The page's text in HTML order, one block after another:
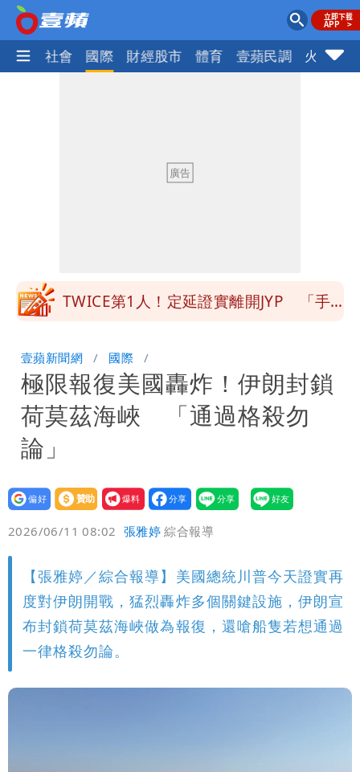
政治 社會 國際 財經股市 體育 壹蘋民調 火線話
方志友、楊銘威離婚 恩師5個月前早露
超火辣
TWICE第1人！定延證實離開JYP 「手
命！她穩贏
方志友、楊銘威真的離婚了！全聲明曝光
「無法再做情人」
「南卡」最快今生成 挑戰4颱同框！1
柯南揪5破綻
狗仔直擊｜郭書瑤隨興打扮要價破10
萬 素顏進擊新生活圈（壹蘋10點強
打）
騙慈濟10億！無良女律師曾宣導反詐
嗆被害者「愚痴」超諷刺
鄭朝方曬3人合照 網友一看秒懂：竹北
接班人「終於有消息了」
台玻夫人長子最後9年很痛苦 親友批徐
莉玲「冷血媽媽」
35歲早餐不吃鐵板麵？釣出一票人點
壹蘋新聞網 國際
極限報復美國轟炸！伊朗封鎖
荷莫茲海峽 「通過格殺勿
論」
設為
贊助
我要
爆料
2026/06/11 08:02 張雅婷 綜合報導
【張雅婷／綜合報導】美國總統川普今天證實再
度對伊朗開戰，猛烈轟炸多個關鍵設施，伊朗宣
布封鎖荷莫茲海峽做為報復，還嗆船隻若想通過
一律格殺勿論。